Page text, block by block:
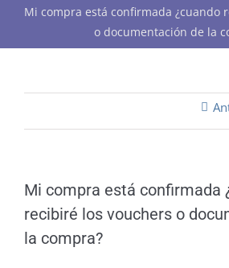
Mi compra está confirmada ¿cuando
o documentación de la
Mi compra está confirmada
recibiré los vouchers o
la compra?